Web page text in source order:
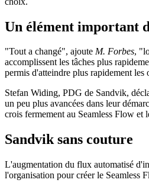
Un élément important
"Tout a changé", ajoute M. Forbes,
accomplissent les tâches plus
permis d'atteindre plus rapidement les
Stefan Widing, PDG de Sandvik,
un peu plus avancées dans leur
crois fermement au Seamless Flow et
Sandvik sans couture
L'augmentation du flux automatisé
l'organisation pour créer le Seamless